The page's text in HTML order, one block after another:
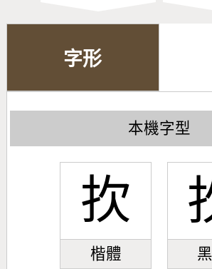
字形
本機字型
扻
楷體